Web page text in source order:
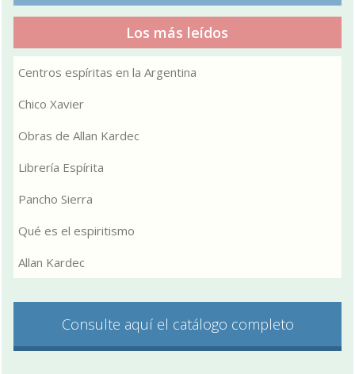
Los más leídos
Centros espíritas en la Argentina
Chico Xavier
Obras de Allan Kardec
Librería Espírita
Pancho Sierra
Qué es el espiritismo
Allan Kardec
Consulte aquí el catálogo completo